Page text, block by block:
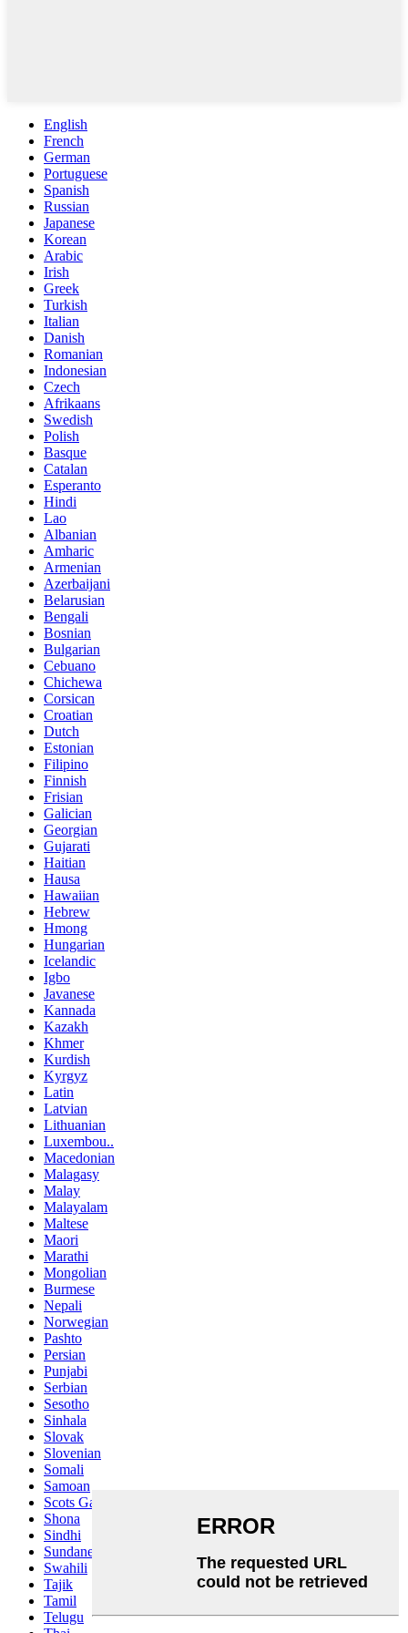
English
French
German
Portuguese
Spanish
Russian
Japanese
Korean
Arabic
Irish
Greek
Turkish
Italian
Danish
Romanian
Indonesian
Czech
Afrikaans
Swedish
Polish
Basque
Catalan
Esperanto
Hindi
Lao
Albanian
Amharic
Armenian
Azerbaijani
Belarusian
Bengali
Bosnian
Bulgarian
Cebuano
Chichewa
Corsican
Croatian
Dutch
Estonian
Filipino
Finnish
Frisian
Galician
Georgian
Gujarati
Haitian
Hausa
Hawaiian
Hebrew
Hmong
Hungarian
Icelandic
Igbo
Javanese
Kannada
Kazakh
Khmer
Kurdish
Kyrgyz
Latin
Latvian
Lithuanian
Luxembou..
Macedonian
Malagasy
Malay
Malayalam
Maltese
Maori
Marathi
Mongolian
Burmese
Nepali
Norwegian
Pashto
Persian
Punjabi
Serbian
Sesotho
Sinhala
Slovak
Slovenian
Somali
Samoan
Scots Gaelic
Shona
Sindhi
Sundanese
Swahili
Tajik
Tamil
Telugu